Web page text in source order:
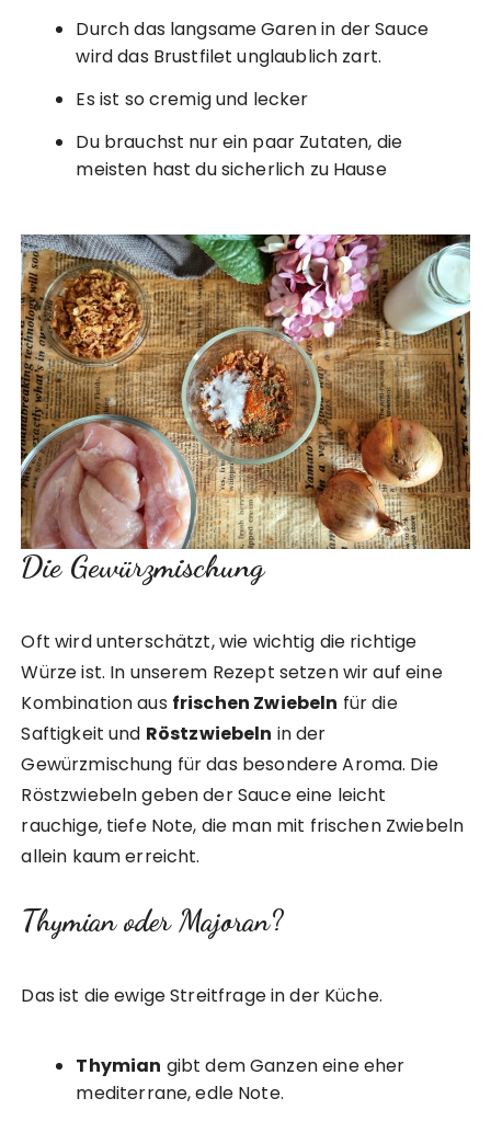
Durch das langsame Garen in der Sauce
wird das Brustfilet unglaublich zart.
Es ist so cremig und lecker
Du brauchst nur ein paar Zutaten, die
meisten hast du sicherlich zu Hause
Die Gewürzmischung
Oft wird unterschätzt, wie wichtig die richtige
Würze ist. In unserem Rezept setzen wir auf eine
Kombination aus frischen Zwiebeln für die
Saftigkeit und Röstzwiebeln in der
Gewürzmischung für das besondere Aroma. Die
Röstzwiebeln geben der Sauce eine leicht
rauchige, tiefe Note, die man mit frischen Zwiebeln
allein kaum erreicht.
Thymian oder Majoran?
Das ist die ewige Streitfrage in der Küche.
Thymian gibt dem Ganzen eine eher
mediterrane, edle Note.